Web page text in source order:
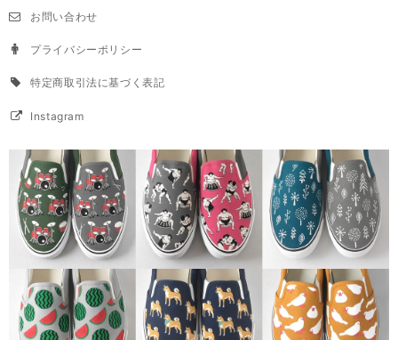
お問い合わせ
プライバシーポリシー
特定商取引法に基づく表記
Instagram